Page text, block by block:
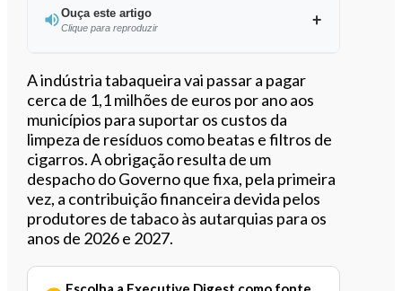
Ouça este artigo
Clique para reproduzir
Ouvir este artigo
A indústria tabaqueira vai passar a pagar
cerca de 1,1 milhões de euros por ano aos
municípios para suportar os custos da
limpeza de resíduos como beatas e filtros de
cigarros. A obrigação resulta de um
despacho do Governo que fixa, pela primeira
vez, a contribuição financeira devida pelos
produtores de tabaco às autarquias para os
anos de 2026 e 2027.